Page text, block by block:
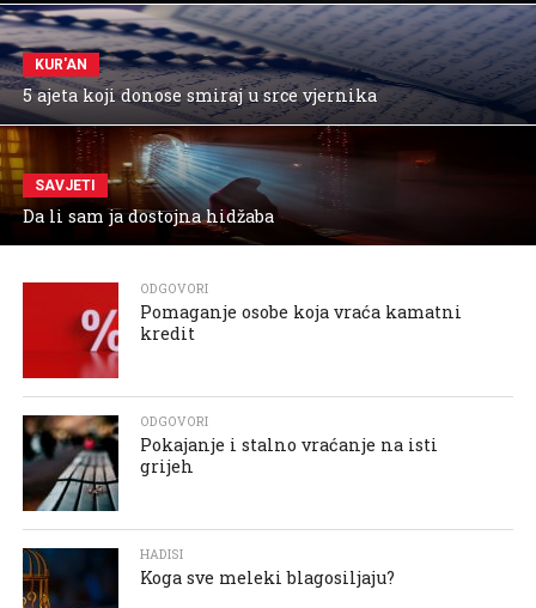
KUR'AN
5 ajeta koji donose smiraj u srce vjernika
SAVJETI
Da li sam ja dostojna hidžaba
ODGOVORI
Pomaganje osobe koja vraća kamatni
kredit
ODGOVORI
Pokajanje i stalno vraćanje na isti
grijeh
HADISI
Koga sve meleki blagosiljaju?